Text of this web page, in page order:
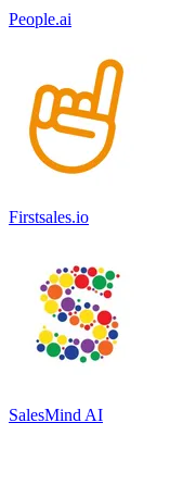
People.ai
Firstsales.io
SalesMind AI